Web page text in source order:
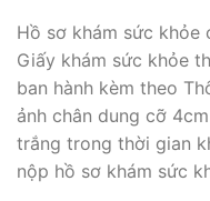
Hồ sơ khám sức khỏe
Giấy khám sức khỏe
ban hành kèm theo
ảnh chân dung cỡ
trắng trong thời gian
nộp hồ sơ khám sức